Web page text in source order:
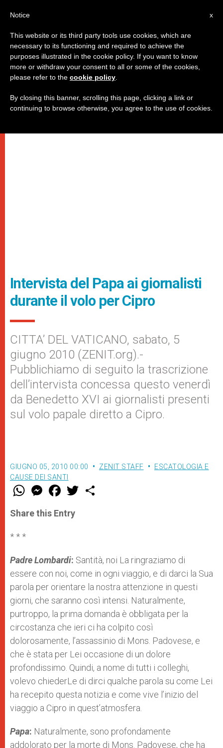
Intervista del Papa ai giornalisti
durante il volo per Cipro
CITTA’ DEL VATICANO, sabato, 5
giugno 2010 (ZENIT.org).-
Pubblichiamo di seguito la trascrizione
dell’intervista concessa questo venerdì
da Benedetto XVI ai giornalisti presenti
sul volo papale diretto a Cipro.
GIUGNO 05, 2010 00:00 ZENIT STAFF
ESCATOLOGIA E
CAUSE DEI SANTI
W
t
s
M
e
s
e
F
a
e
b
w
Share this Entry
* * *
Padre Lombardi: Santità, noi La ringraziamo di
essere con noi, come in ogni viaggio, e di darci la Sua
parola per orientare la nostra attenzione in questi
giorni, che saranno così intensi. Naturalmente,
purtroppo, la prima domanda è obbligata per la
circostanza che ieri ci ha colpito così
dolorosamente, l’assassinio di Mons. Padovese, e
che è stata per Lei occasione di un dolore
profondissimo. Quindi, a nome di tutti i colleghi,
volevo chiederLe di dirci qualche parola su come Lei
ha recepito questa notizia e come vive l’inizio del
viaggio a Cipro in quest’atmosfera.
Papa: Naturalmente, sono profondamente
addolorato per la morte di Mons. Padovese, che ha
x
Notice
This website or its third party tools use cookies, which are
necessary to its functioning and required to achieve the
purposes illustrated in the cookie policy. If you want to know
more or withdraw your consent to all or some of the cookies,
please refer to the cookie policy
By closing this banner, scrolling this page, clicking a link or
continuing to browse otherwise, you agree to the use of cookies.